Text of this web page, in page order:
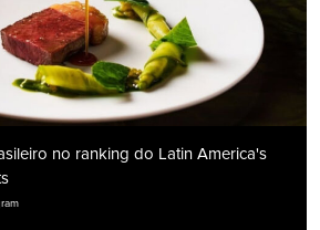
no ranking do Latin America's